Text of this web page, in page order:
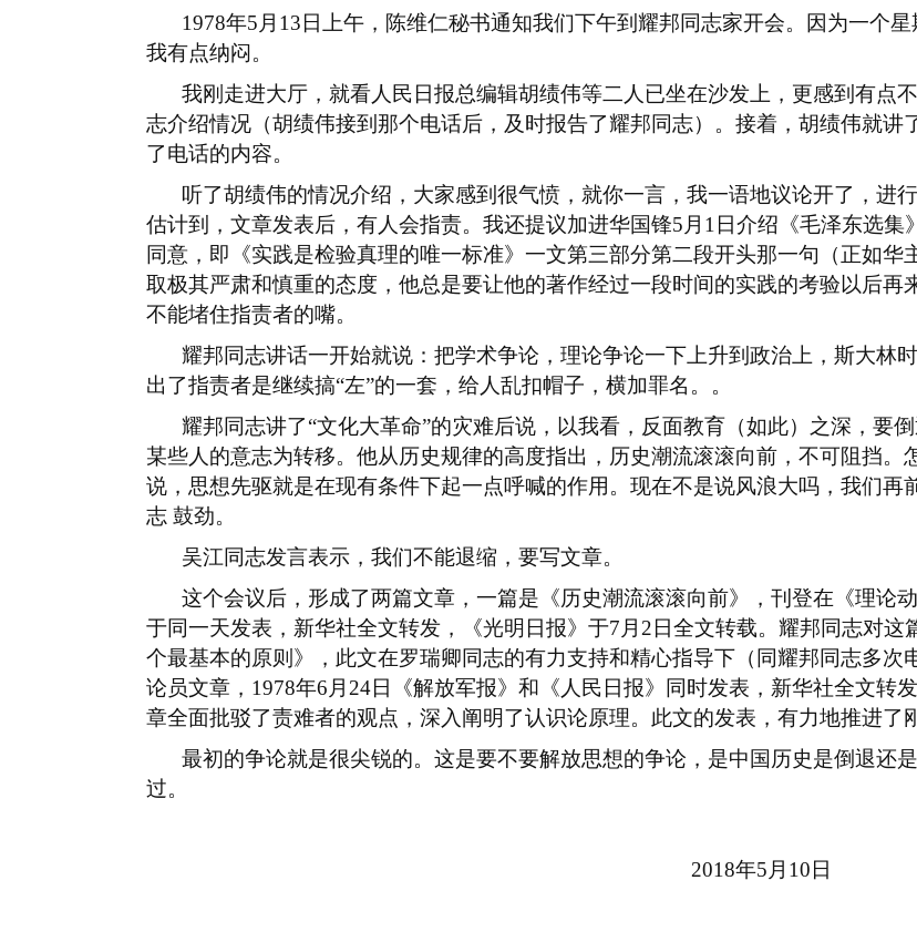
1978年5 月 13 日上午，陈维仁秘书通知我们下午到耀邦同志家开会。因为一个星
我有点纳闷。
我刚走进大厅，就看人民日报总编辑胡绩伟等二人已坐在沙发上，更感到有点
志介绍情况（胡绩伟接到那个电话后，及时报告了耀邦同志）。接着，胡绩伟就
了电话的内容。
听了胡绩伟的情况介绍，大家感到很气愤，就你一言，我一语地议论开了，进
估计到，文章发表后，有人会指责。我还提议加进华国锋5 月 1 日介绍《毛泽东选集
同意，即《实践是检验真理的唯一标准》一文第三部分第二段开头那一句（正如
取极其严肃和慎重的态度，他总是要让他的著作经过一段时间的实践的考验以后再
不能堵住指责者的嘴。
耀邦同志讲话一开始就说：把学术争论，理论争论一下上升到政治上，斯大林
出了指责者是继续搞“左”的一套，给人乱扣帽子，横加罪名。。
耀邦同志讲了“文化大革命”的灾难后说，以我看，反面教育（如此）之深，要
某些人的意志为转移。他从历史规律的高度指出，历史潮流滚滚向前，不可阻挡
说，思想先驱就是在现有条件下起一点呼喊的作用。现在不是说风浪大吗，我们再
志 鼓劲。
吴江同志发言表示，我们不能退缩，要写文章。
这个会议后，形成了两篇文章，一篇是《历史潮流滚滚向前》，刊登在《理论
于同一天发表，新华社全文转发，《光明日报》于7 月 2 日全文转载。耀邦同志对这
个最基本的原则》，此文在罗瑞卿同志的有力支持和精心指导下（同耀邦同志多
论员文章， 1978年6 月 24日《解放军报》和《人民日报》同时发表，新华社全文转
章全面批驳了责难者的观点，深入阐明了认识论原理。此文的发表，有力地推进了
最初的争论就是很尖锐的。这是要不要解放思想的争论，是中国历史是倒退还
过。
2018年5 月 10 日